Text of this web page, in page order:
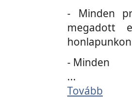
- Minden
megadott
- Minden
...
Tovább